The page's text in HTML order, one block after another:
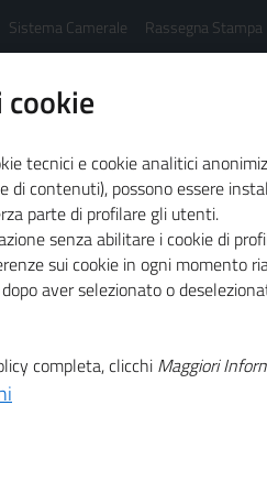
Sistema Camerale Rassegna Stampa
stampa 2020
green la leva del rilancio
tecnici e cookie analitici
di contenuti), possono essere
parte di profilare gli utenti.
senza abilitare i cookie di
sui cookie in ogni momento
aver selezionato o
completa, clicchi Maggiori